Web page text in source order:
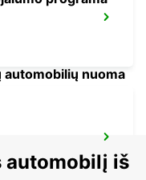
nuoma
automobilį iš